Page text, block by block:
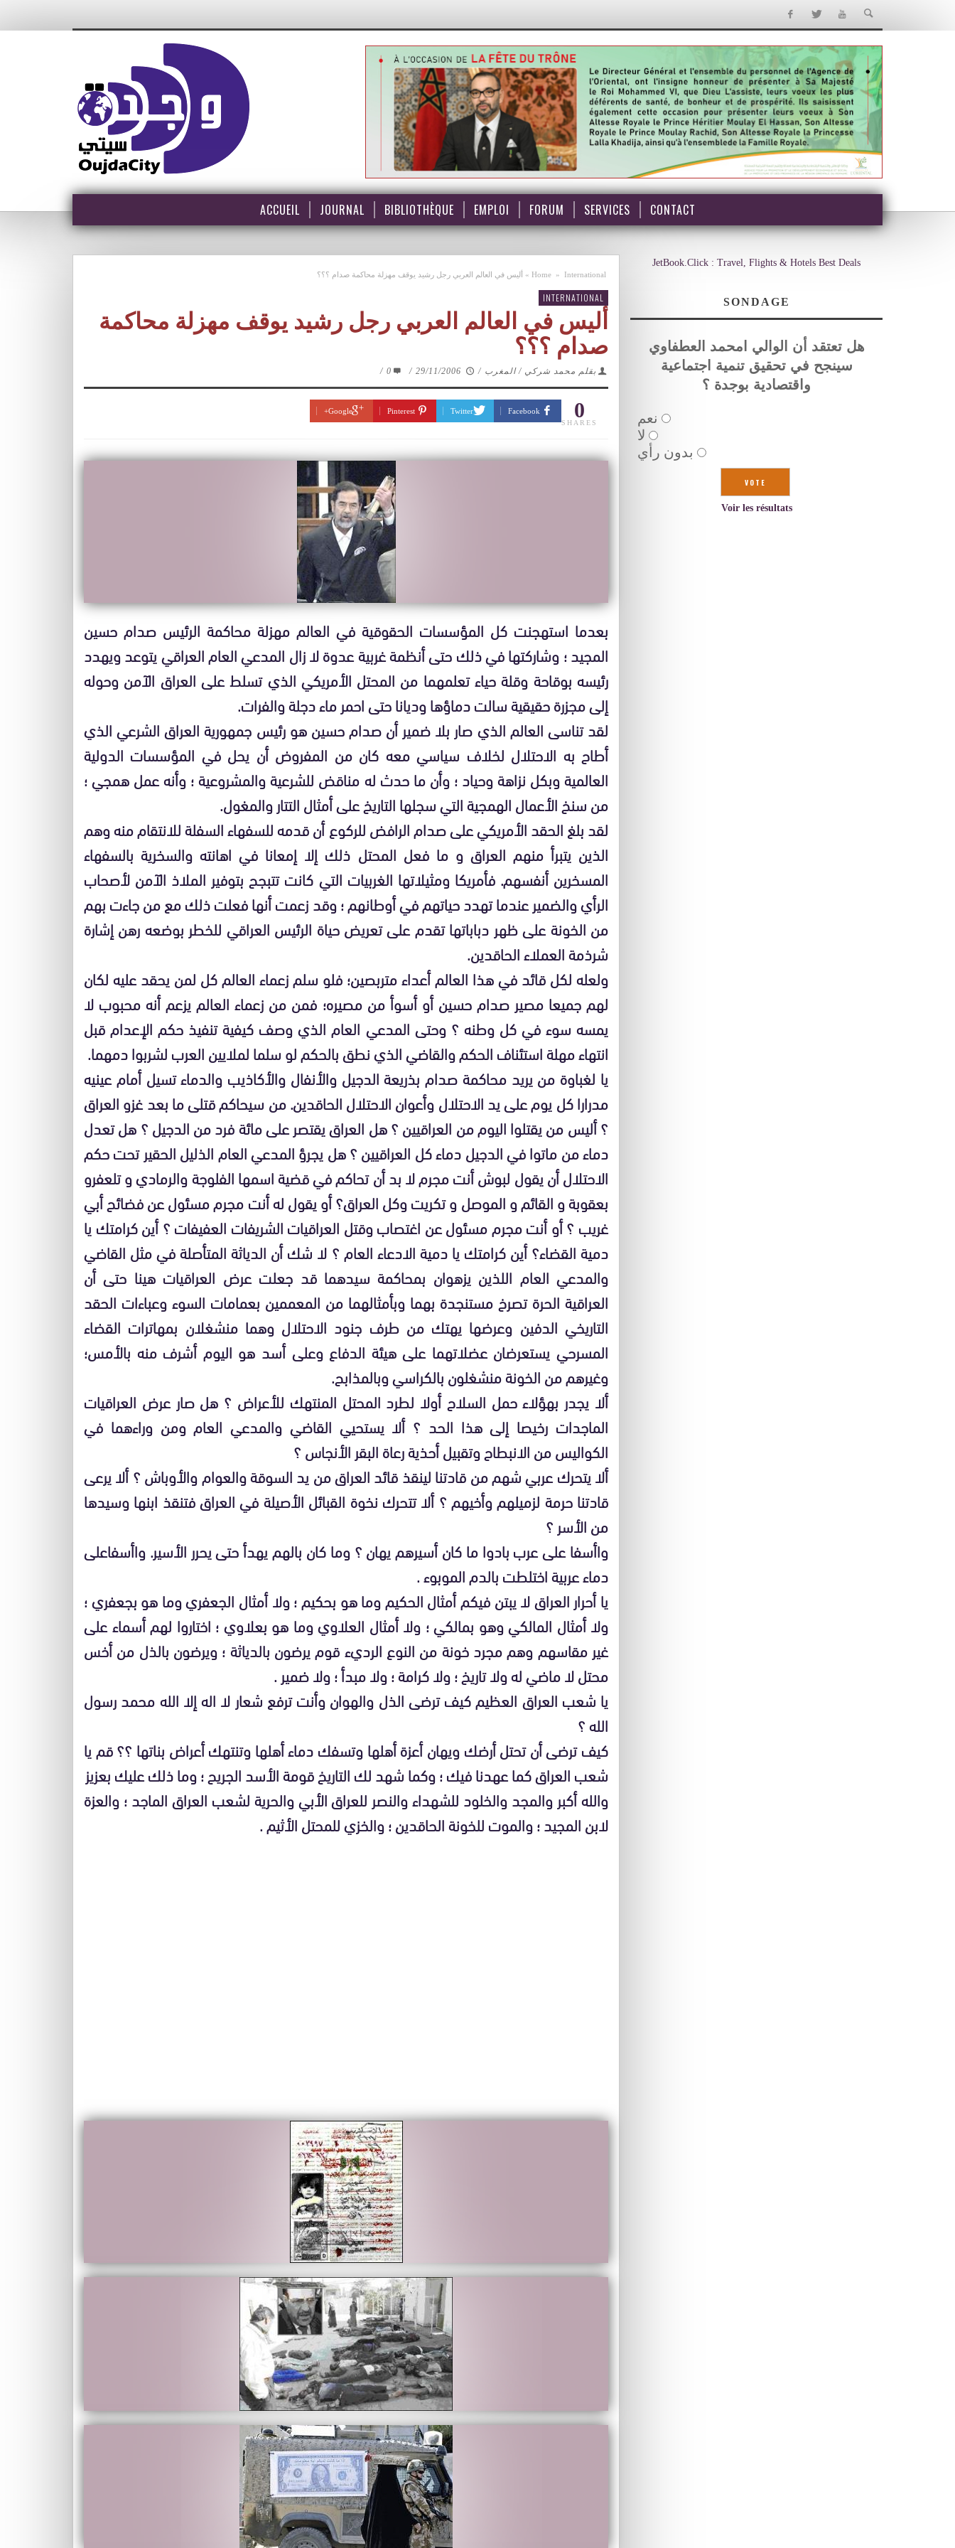
ACCUEIL JOURNAL BIBLIOTHÈQUE EMPLOI FORUM SERVICES CONTACT
Home » International
» أليس في العالم العربي رجل رشيد يوقف مهزلة محاكمة صدام ؟؟؟
INTERNATIONAL
أليس في العالم العربي رجل رشيد يوقف مهزلة محاكمة
صدام ؟؟؟
بقلم محمد شركي / المغرب /
29/11/2006
/
0
/
0
SHARES
Facebook
Twitter
Pinterest
Google+
بعدما استهجنت كل المؤسسات الحقوقية في العالم مهزلة محاكمة الرئيس صدام حسين
المجيد ؛ وشاركتها في ذلك حتى أنظمة غربية عدوة لا زال المدعي العام العراقي يتوعد ويهدد
رئيسه بوقاحة وقلة حياء تعلمهما من المحتل الأمريكي الذي تسلط على العراق الآمن وحوله
إلى مجزرة حقيقية سالت دماؤها وديانا حتى احمر ماء دجلة والفرات.
لقد تناسى العالم الذي صار بلا ضمير أن صدام حسين هو رئيس جمهورية العراق الشرعي الذي
أطاح به الاحتلال لخلاف سياسي معه كان من المفروض أن يحل في المؤسسات الدولية
العالمية وبكل نزاهة وحياد ؛ وأن ما حدث له مناقض للشرعية والمشروعية ؛ وأنه عمل همجي ؛
من سنخ الأعمال الهمجية التي سجلها التاريخ على أمثال التتار والمغول.
لقد بلغ الحقد الأمريكي على صدام الرافض للركوع أن قدمه للسفهاء السفلة للانتقام منه وهم
الذين يتبرأ منهم العراق و ما فعل المحتل ذلك إلا إمعانا في اهانته والسخرية بالسفهاء
المسخرين أنفسهم. فأمريكا ومثيلاتها الغربيات التي كانت تتبجح بتوفير الملاذ الآمن لأصحاب
الرأي والضمير عندما تهدد حياتهم في أوطانهم ؛ وقد زعمت أنها فعلت ذلك مع من جاءت بهم
من الخونة على ظهر دباباتها تقدم على تعريض حياة الرئيس العراقي للخطر بوضعه رهن إشارة
شرذمة العملاء الحاقدين.
ولعله لكل قائد في هذا العالم أعداء متربصين؛ فلو سلم زعماء العالم كل لمن يحقد عليه لكان
لهم جميعا مصير صدام حسين أو أسوأ من مصيره؛ فمن من زعماء العالم يزعم أنه محبوب لا
يمسه سوء في كل وطنه ؟ وحتى المدعي العام الذي وصف كيفية تنفيذ حكم الإعدام قبل
انتهاء مهلة استئناف الحكم والقاضي الذي نطق بالحكم لو سلما لملايين العرب لشربوا دمهما.
يا لغباوة من يريد محاكمة صدام بذريعة الدجيل والأنفال والأكاذيب والدماء تسيل أمام عينيه
مدرارا كل يوم على يد الاحتلال وأعوان الاحتلال الحاقدين. من سيحاكم قتلى ما بعد غزو العراق
؟ أليس من يقتلوا اليوم من العراقيين ؟ هل العراق يقتصر على مائة فرد من الدجيل ؟ هل تعدل
دماء من ماتوا في الدجيل دماء كل العراقيين ؟ هل يجرؤ المدعي العام الذليل الحقير تحت حكم
الاحتلال أن يقول لبوش أنت مجرم لا بد أن تحاكم في قضية اسمها الفلوجة والرمادي و تلعفرو
بعقوبة و القائم و الموصل و تكريت وكل العراق؟ أو يقول له أنت مجرم مسئول عن فضائح أبي
غريب ؟ أو أنت مجرم مسئول عن اغتصاب وقتل العراقيات الشريفات العفيفات ؟ أين كرامتك يا
دمية القضاء؟ أين كرامتك يا دمية الادعاء العام ؟ لا شك أن الدياثة المتأصلة في مثل القاضي
والمدعي العام اللذين يزهوان بمحاكمة سيدهما قد جعلت عرض العراقيات هينا حتى أن
العراقية الحرة تصرخ مستنجدة بهما وبأمثالهما من المعممين بعمامات السوء وعباءات الحقد
التاريخي الدفين وعرضها يهتك من طرف جنود الاحتلال وهما منشغلان بمهاترات القضاء
المسرحي يستعرضان عضلاتهما على هيئة الدفاع وعلى أسد هو اليوم أشرف منه بالأمس؛
وغيرهم من الخونة منشغلون بالكراسي وبالمذابح.
ألا يجدر بهؤلاء حمل السلاح أولا لطرد المحتل المنتهك للأعراض ؟ هل صار عرض العراقيات
الماجدات رخيصا إلى هذا الحد ؟ ألا يستحيي القاضي والمدعي العام ومن وراءهما في
الكواليس من الانبطاح وتقبيل أحذية رعاة البقر الأنجاس ؟
ألا يتحرك عربي شهم من قادتنا لينقذ قائد العراق من يد السوقة والعوام والأوباش ؟ ألا يرعى
قادتنا حرمة لزميلهم وأخيهم ؟ ألا تتحرك نخوة القبائل الأصيلة في العراق فتنقذ ابنها وسيدها
من الأسر ؟
واأسفا على عرب بادوا ما كان أسيرهم يهان ؟ وما كان بالهم يهدأ حتى يحرر الأسير. واأسفاعلى
دماء عربية اختلطت بالدم الموبوء .
يا أحرار العراق لا يبتن فيكم أمثال الحكيم وما هو بحكيم ؛ ولا أمثال الجعفري وما هو بجعفري ؛
ولا أمثال المالكي وهو بمالكي ؛ ولا أمثال العلاوي وما هو بعلاوي ؛ اختاروا لهم أسماء على
غير مقاسهم وهم مجرد خونة من النوع الرديء قوم يرضون بالدياثة ؛ ويرضون بالذل من أخس
محتل لا ماضي له ولا تاريخ ؛ ولا كرامة ؛ ولا مبدأ ؛ ولا ضمير .
يا شعب العراق العظيم كيف ترضى الذل والهوان وأنت ترفع شعار لا اله إلا الله محمد رسول
الله ؟
كيف ترضى أن تحتل أرضك ويهان أعزة أهلها وتسفك دماء أهلها وتنتهك أعراض بناتها ؟؟ قم يا
شعب العراق كما عهدنا فيك ؛ وكما شهد لك التاريخ قومة الأسد الجريح ؛ وما ذلك عليك بعزيز
والله أكبر والمجد والخلود للشهداء والنصر للعراق الأبي والحرية لشعب العراق الماجد ؛ والعزة
لابن المجيد ؛ والموت للخونة الحاقدين ؛ والخزي للمحتل الأثيم .
JetBook.Click : Travel, Flights & Hotels Best Deals
SONDAGE
هل تعتقد أن الوالي امحمد العطفاوي
سينجح في تحقيق تنمية اجتماعية
واقتصادية بوجدة ؟
نعم
لا
بدون رأي
Voir les résultats